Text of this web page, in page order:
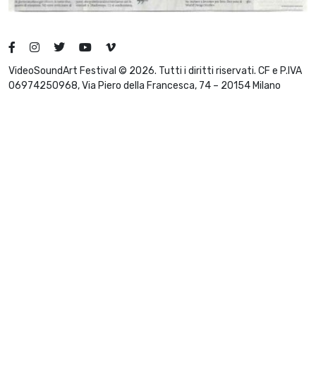
VideoSoundArt Festival © 2026. Tutti i diritti riservati. CF e P.IVA
06974250968, Via Piero della Francesca, 74 – 20154 Milano